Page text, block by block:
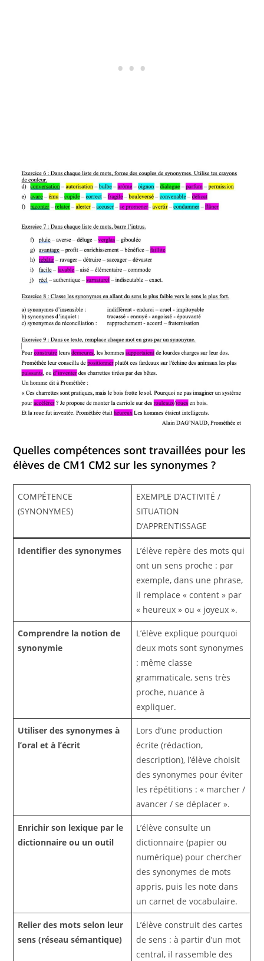
Quelles compétences sont travaillées pour les
élèves de CM1 CM2 sur les synonymes ?
COMPÉTENCE
(SYNONYMES)
EXEMPLE D’ACTIVITÉ /
SITUATION
D’APPRENTISSAGE
Identifier des synonymes
L’élève repère des mots qui
ont un sens proche : par
exemple, dans une phrase,
il remplace « content » par
« heureux » ou « joyeux ».
Comprendre la notion de
synonymie
L’élève explique pourquoi
deux mots sont synonymes
: même classe
grammaticale, sens très
proche, nuance à
expliquer.
Utiliser des synonymes à
l’oral et à l’écrit
Lors d’une production
écrite (rédaction,
description), l’élève choisit
des synonymes pour éviter
les répétitions : « marcher /
avancer / se déplacer ».
Enrichir son lexique par le
dictionnaire ou un outil
L’élève consulte un
dictionnaire (papier ou
numérique) pour chercher
des synonymes de mots
appris, puis les note dans
un carnet de vocabulaire.
Relier des mots selon leur
sens (réseau sémantique)
L’élève construit des cartes
de sens : à partir d’un mot
central, il rassemble des